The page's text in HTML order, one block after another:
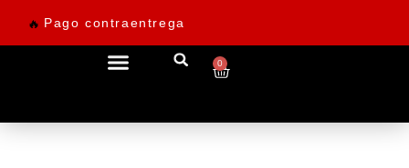
🔥 Pago contraentrega
0